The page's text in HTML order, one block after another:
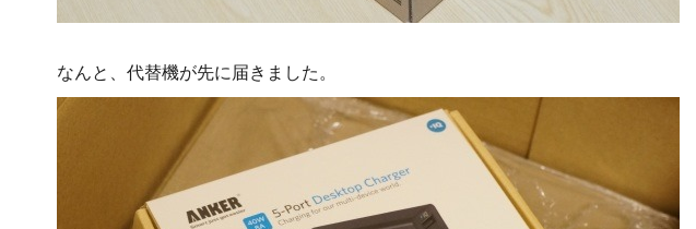
なんと、代替機が先に届きました。